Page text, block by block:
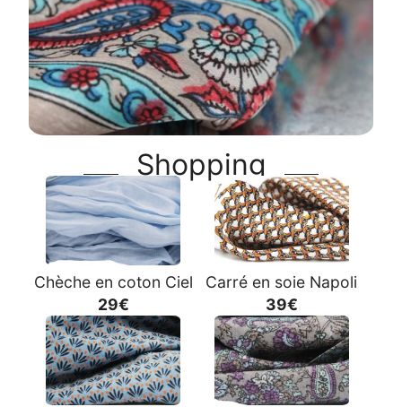
Shopping
Chèche en coton Ciel
29€
Carré en soie Napoli
39€